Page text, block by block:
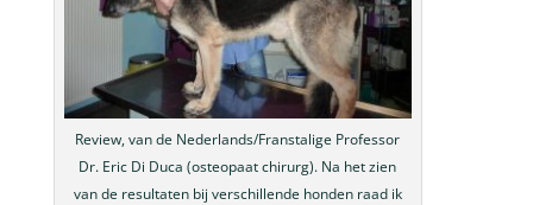
Review, van de Nederlands/Franstalige Professor
Dr. Eric Di Duca (osteopaat chirurg). Na het zien
van de resultaten bij verschillende honden raad ik